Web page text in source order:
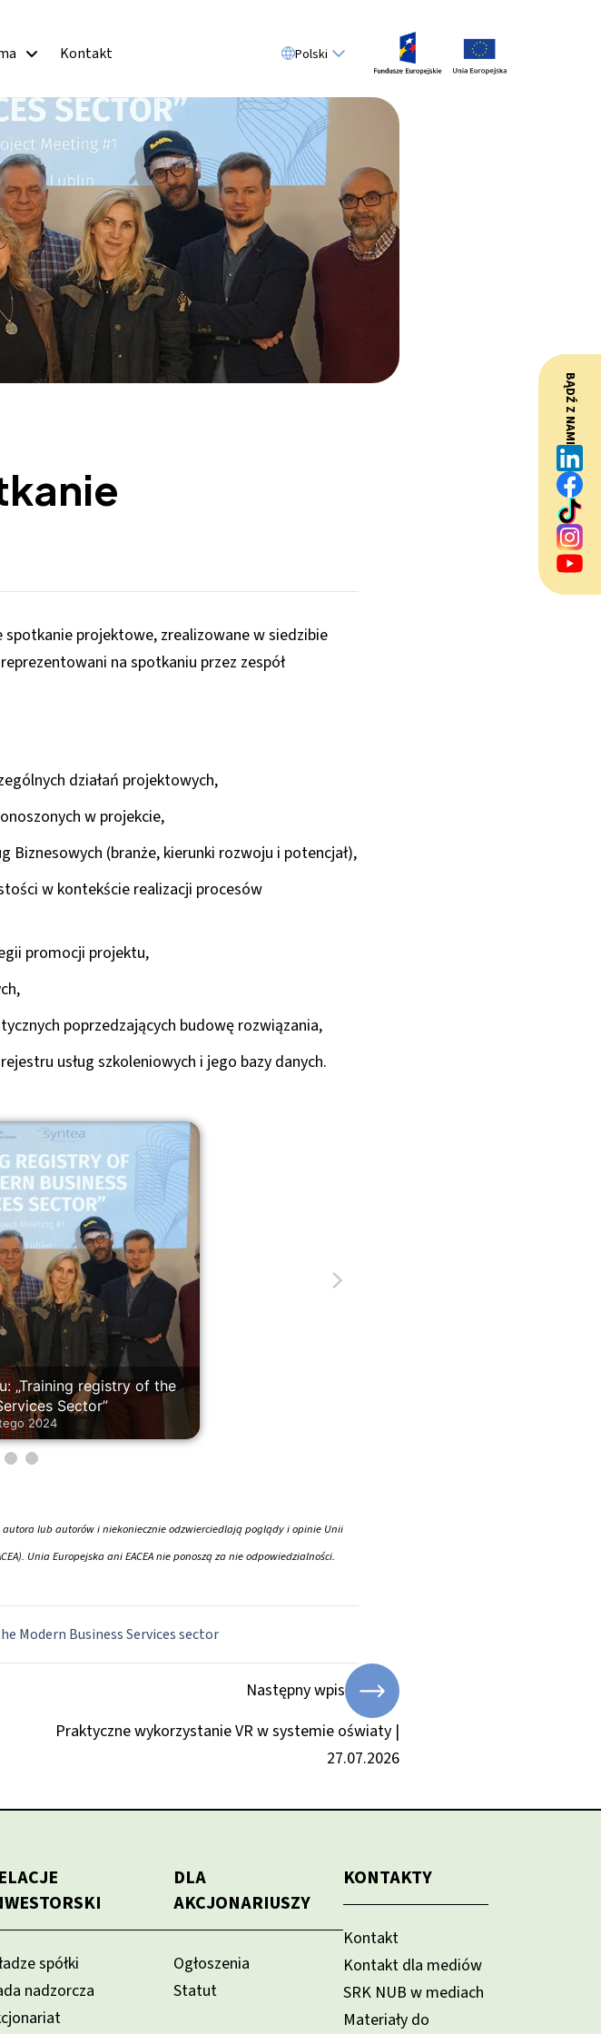
Kontakt Polski
spotkanie projektowe, zrealizowane w siedzibie
na spotkaniu przez zespół
działań projektowych,
w projekcie,
Biznesowych (branże, kierunki rozwoju i potencjał),
w kontekście realizacji procesów
promocji projektu,
poprzedzających budowę rozwiązania,
usług szkoleniowych i jego bazy danych.
„Training registry of the
Sector”
2024
lub autorów i niekoniecznie odzwierciedlają poglądy i opinie Unii
Unia Europejska ani EACEA nie ponoszą za nie odpowiedzialności.
Modern Business Services sector
Następny wpis
Praktyczne wykorzystanie VR w systemie oświaty |
27.07.2026
BĄDŹ Z NAMI
spółki
nadzorcza
DLA
AKCJONARIUSZY
Ogłoszenia
Statut
KONTAKTY
Kontakt
Kontakt dla mediów
SRK NUB w mediach
Materiały do